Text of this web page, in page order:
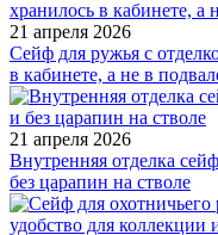
21 апреля 2026
Сейф для ружья с
в кабинете, а не в
21 апреля 2026
Внутренняя отделка
без царапин на стволе